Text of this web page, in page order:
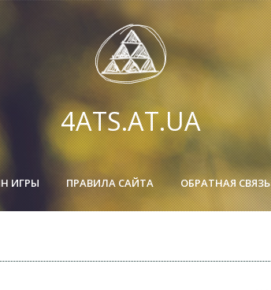
4ATS.AT.UA
ИГРЫ ПРАВИЛА САЙТА ОБРАТНАЯ СВЯЗЬ